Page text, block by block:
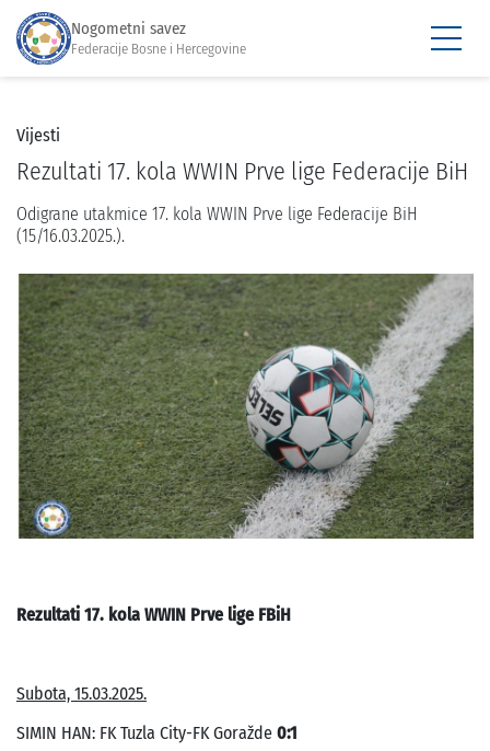
Nogometni savez
Federacije Bosne i Hercegovine
Vijesti
Rezultati 17. kola WWIN Prve lige Federacije BiH
Odigrane utakmice 17. kola WWIN Prve lige Federacije BiH
(15/16.03.2025.).
Rezultati 17. kola WWIN Prve lige FBiH
Subota, 15.03.2025.
SIMIN HAN: FK Tuzla City-FK Goražde 0:1